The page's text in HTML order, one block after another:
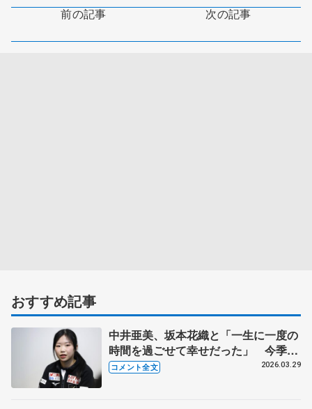
前の記事 次の記事
おすすめ記事
中井亜美、坂本花織と「一生に一度の
時間を過ごせて幸せだった」 今季の
結果は楽しんだからこそ「今回の失敗
コメント全文 2026.03.29